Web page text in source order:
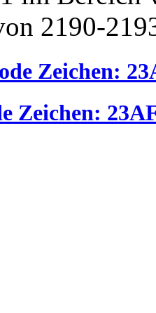
2190-
Zeichen:
Zeichen: